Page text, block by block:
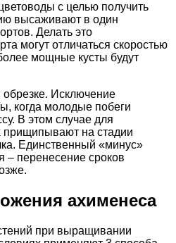
с целью получить
высаживают в один
Делать это
могут отличаться скоростью
мощные кусты будут
Исключение
когда молодые побеги
В этом случае для
прищипывают на стадии
Единственный «минус»
– перенесение сроков
ахименеса
при выращивании